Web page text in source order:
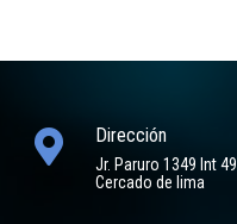
Dirección
Jr. Paruro 1349 Int 49
Cercado de lima